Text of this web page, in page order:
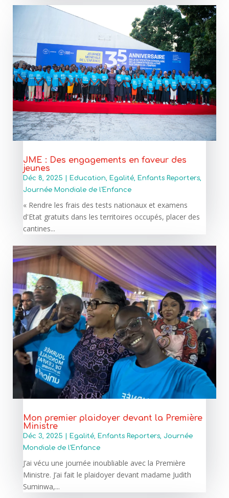
JME : Des engagements en faveur des
jeunes
Déc 8, 2025 Education, Egalité, Enfants Reporters,
Journée Mondiale de l'Enfance
« Rendre les frais des tests nationaux et examens
d'Etat gratuits dans les territoires occupés, placer des
cantines...
Mon premier plaidoyer devant la Première
Ministre
Déc 3, 2025 Egalité, Enfants Reporters, Journée
Mondiale de l'Enfance
J’ai vécu une journée inoubliable avec la Première
Ministre. J’ai fait le plaidoyer devant madame Judith
Suminwa,...